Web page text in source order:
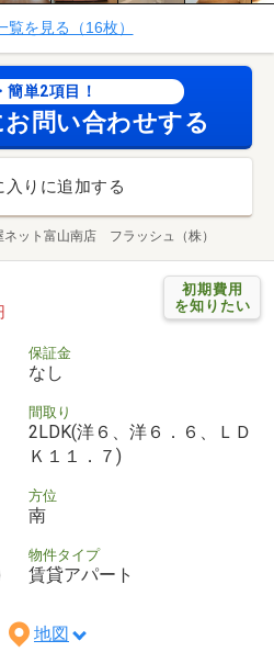
覧を見る（16枚）
簡単2項目！
問い合わせする
入りに追加する
ネット富山南店 フラッシュ（株）
初期費用
を知りたい
保証金
なし
間取り
2LDK(洋６、洋６．６、ＬＤ
Ｋ１１．７)
方位
南
物件タイプ
賃貸アパート
地図